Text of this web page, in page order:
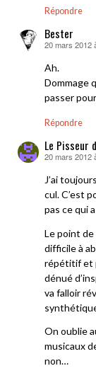
Répondre
Bester
dit :
20 mars 2012
Ah.
Dommage
passer
Répondre
Le Pisseur
dit :
20 mars 2012
J’ai
cul. C’est
pas ce qui
Le point de
difficile à
répétitif et
dénué
va falloir
On oublie
musicaux
non…